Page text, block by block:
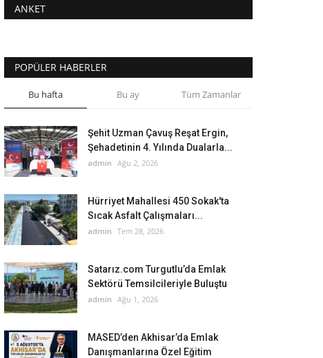
ANKET
POPÜLER HABERLER
Bu hafta Bu ay Tüm Zamanlar
Şehit Uzman Çavuş Reşat Ergin,
Şehadetinin 4. Yılında Dualarla...
admin Ağu 2, 2026
Hürriyet Mahallesi 450 Sokak'ta
Sıcak Asfalt Çalışmaları...
admin Tem 28, 2026
Satarız.com Turgutlu’da Emlak
Sektörü Temsilcileriyle Buluştu
admin Ağu 1, 2026
MASED’den Akhisar’da Emlak
Danışmanlarına Özel Eğitim